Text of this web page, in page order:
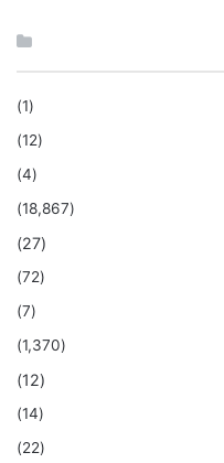
(1)
(12)
(4)
(18,867)
(27)
(72)
(7)
(1,370)
(12)
(14)
(22)